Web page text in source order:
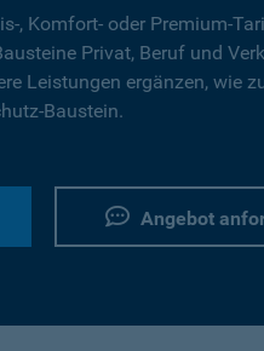
, Komfort- oder Premium-
Privat, Beruf und
Leistungen ergänzen, wie
Baustein.
Angebot